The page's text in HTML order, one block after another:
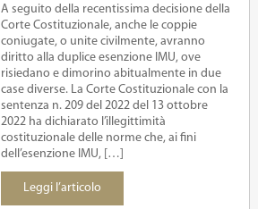
A seguito della recentissima decisione della
Corte Costituzionale, anche le coppie
coniugate, o unite civilmente, avranno
diritto alla duplice esenzione IMU, ove
risiedano e dimorino abitualmente in due
case diverse. La Corte Costituzionale con la
sentenza n. 209 del 2022 del 13 ottobre
2022 ha dichiarato l’illegittimità
costituzionale delle norme che, ai fini
dell’esenzione IMU, […]
Leggi l’articolo